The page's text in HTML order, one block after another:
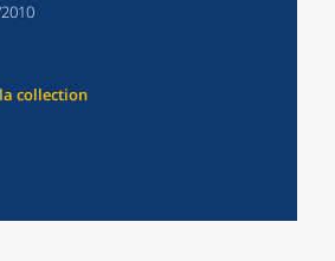
collection